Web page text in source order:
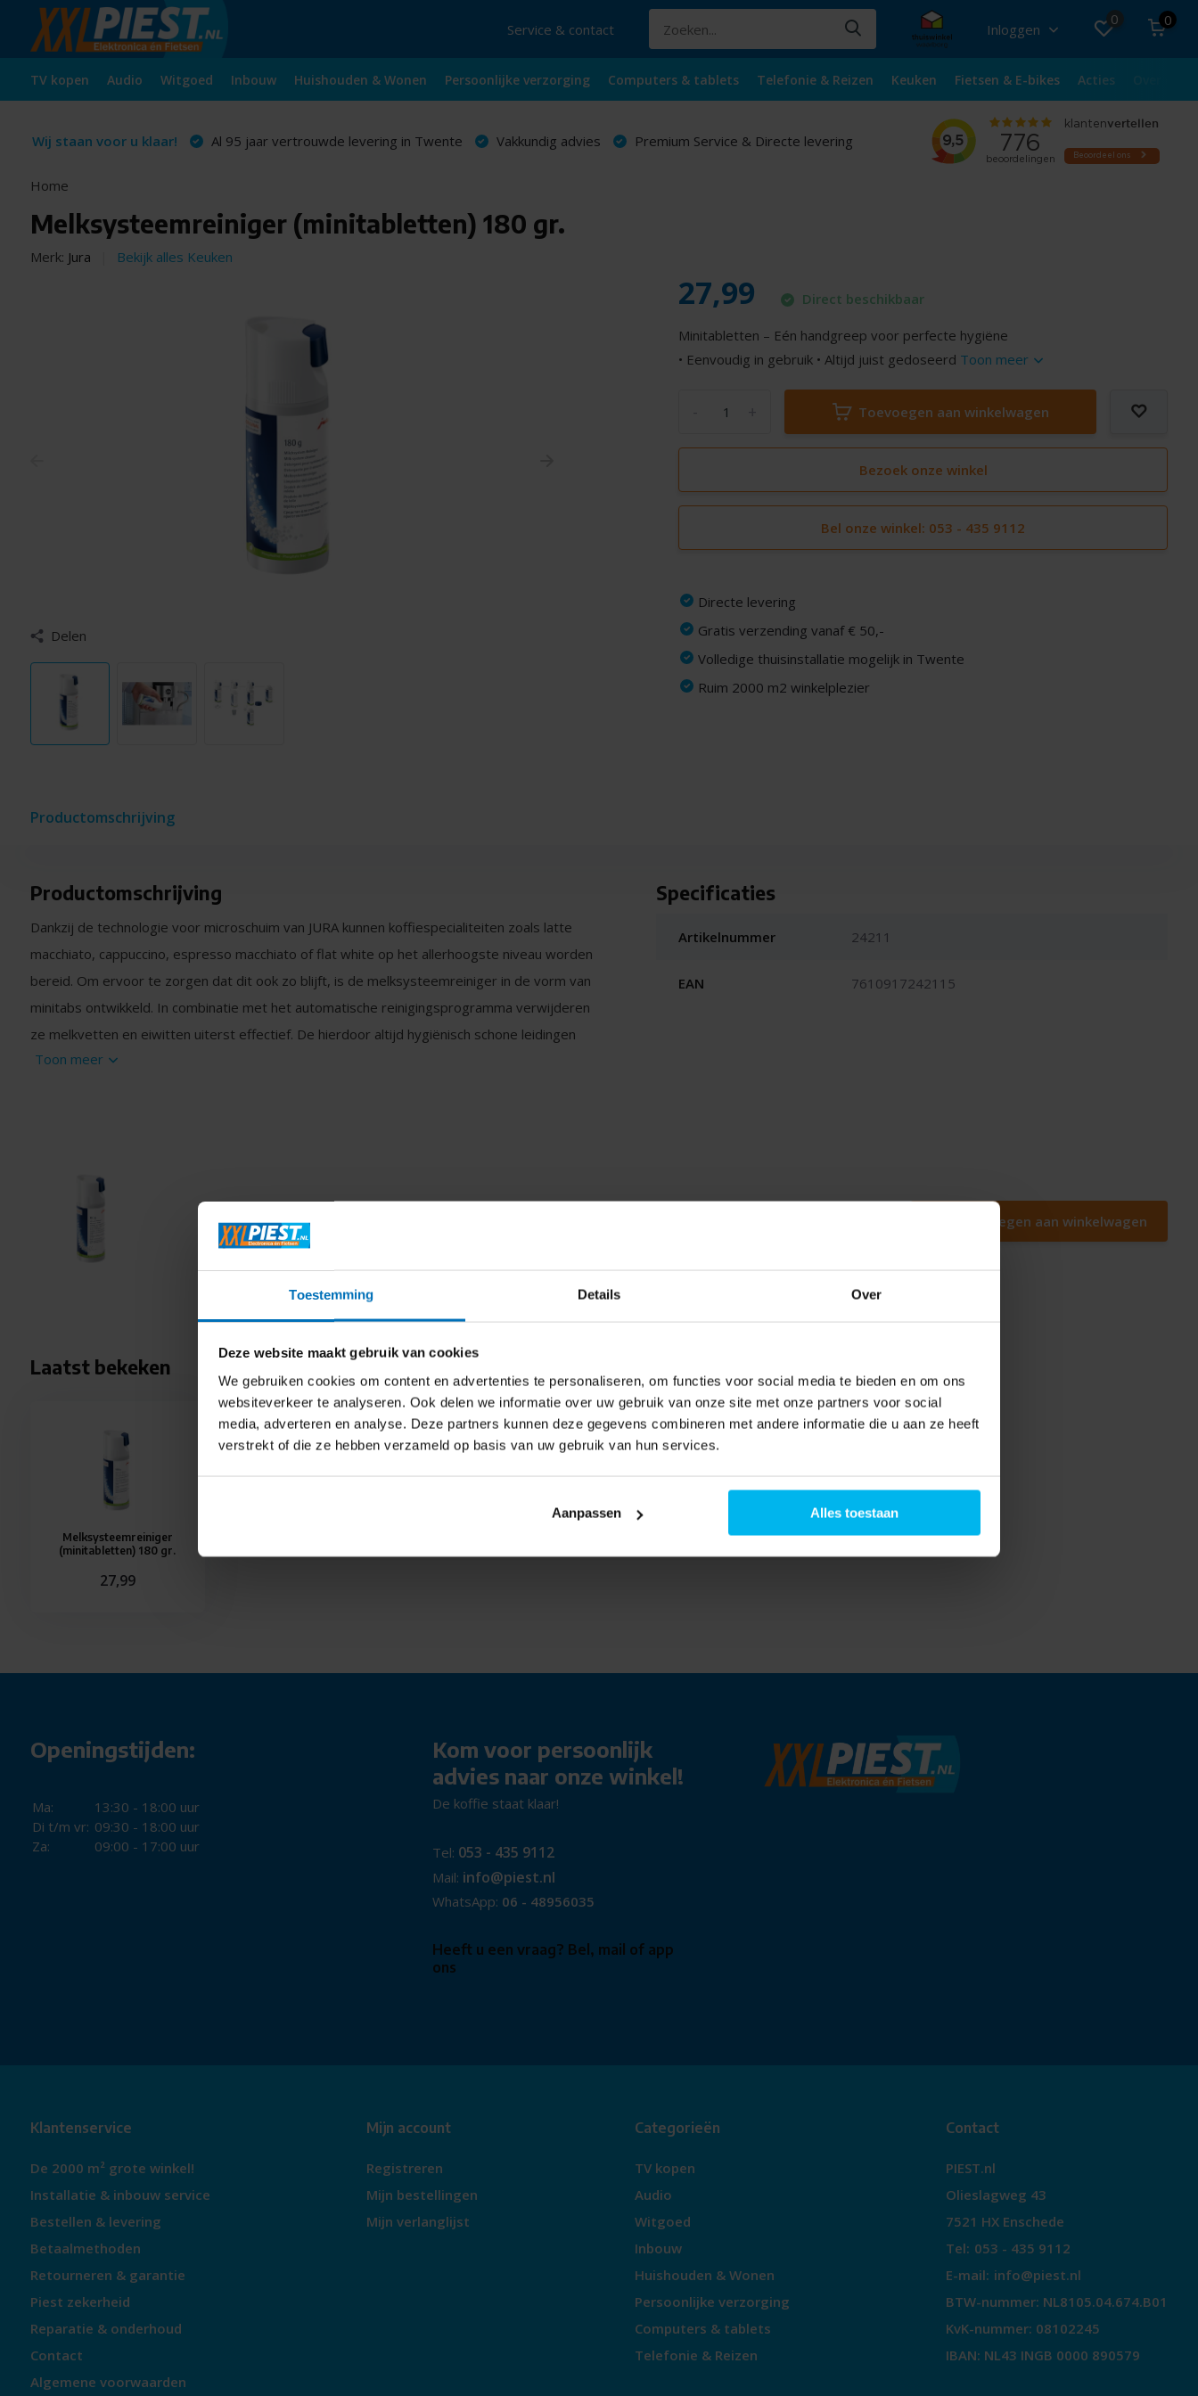
Toestemming Details Over
Deze website maakt gebruik van cookies
We gebruiken cookies om content en advertenties te personaliseren, om functies voor social media te bieden en om ons
websiteverkeer te analyseren. Ook delen we informatie over uw gebruik van onze site met onze partners voor social
media, adverteren en analyse. Deze partners kunnen deze gegevens combineren met andere informatie die u aan ze heeft
verstrekt of die ze hebben verzameld op basis van uw gebruik van hun services.
Aanpassen Alles toestaan
Service & contact Inloggen
0 0
TV kopen Audio Witgoed Inbouw Huishouden & Wonen Persoonlijke verzorging Computers & tablets Telefonie & Reizen Keuken Fietsen & E-bikes Acties
Wij staan voor u klaar! Al 95 jaar vertrouwde levering in Twente Vakkundig advies Premium Service & Directe levering
Home
Melksysteemreiniger (minitabletten) 180 gr.
Merk: Jura Bekijk alles Keuken
Delen
27,99 Direct beschikbaar
Minitabletten – Eén handgreep voor perfecte hygiëne
• Eenvoudig in gebruik • Altijd juist gedoseerd Toon meer
Toevoegen aan winkelwagen
Bezoek onze winkel
Bel onze winkel: 053 - 435 9112
Directe levering
Gratis verzending vanaf € 50,-
Volledige thuisinstallatie mogelijk in Twente
Ruim 2000 m2 winkelplezier
Productomschrijving
Productomschrijving
Dankzij de technologie voor microschuim van JURA kunnen koffiespecialiteiten zoals latte
macchiato, cappuccino, espresso macchiato of flat white op het allerhoogste niveau worden
bereid. Om ervoor te zorgen dat dit ook zo blijft, is de melksysteemreiniger in de vorm van
minitabs ontwikkeld. In combinatie met het automatische reinigingsprogramma verwijderen
ze melkvetten en eiwitten uiterst effectief. De hierdoor altijd hygiënisch schone leidingen
garanderen een luchtig en fluweelzacht melkschuimresultaat met fijne poriën.
van grondstoffen en energie. Daarom kiest JURA ook voor de originele melksysteemreiniger
voor een uitsluitend fosfaatvrije samenstelling. De geoptimaliseerde formule garandeert
een TÜV-gecertificeerde hygiëne voor uw melksysteem, tegelijk met de bescherming van
het milieu.
Toon meer
Specificaties
Artikelnummer 24211
EAN 7610917242115
27,99 Melksysteemreiniger (minitabletten) 180 gr. Toevoegen aan winkelwagen
Laatst bekeken
Melksysteemreiniger
(minitabletten) 180 gr.
27,99
Openingstijden:
Ma:
13:30 - 18:00 uur
Di t/m vr: 09:30 - 18:00 uur
Za:
09:00 - 17:00 uur
Kom voor persoonlijk
advies naar onze winkel!
De koffie staat klaar!
Tel: 053 - 435 9112
Mail: info@piest.nl
WhatsApp: 06 - 48956035
Heeft u een vraag? Bel, mail of app
ons
Klantenservice
De 2000 m² grote winkel!
Installatie & inbouw service
Bestellen & levering
Betaalmethoden
Retourneren & garantie
Piest zekerheid
Reparatie & onderhoud
Contact
Algemene voorwaarden
Mijn account
Registreren
Mijn bestellingen
Mijn verlanglijst
Categorieën
TV kopen
Audio
Witgoed
Inbouw
Huishouden & Wonen
Persoonlijke verzorging
Computers & tablets
Telefonie & Reizen
Contact
PIEST.nl
Olieslagweg 43
7521 HX Enschede
Tel: 053 - 435 9112
E-mail: info@piest.nl
BTW-nummer: NL8105.04.674.B01
KvK-nummer: 08102245
IBAN: NL43 INGB 0000 890579